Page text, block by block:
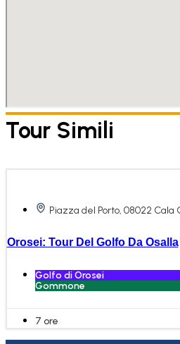
Tour Simili
Piazza del Porto, 08022 Cala
Orosei: Tour Del Golfo Da Osalla
Golfo di Orosei
Gommone
7 ore